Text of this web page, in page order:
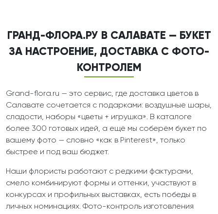
ГРАНД-ФЛОРА.РУ В САЛАВАТЕ — БУКЕТ
ЗА НАСТРОЕНИЕ, ДОСТАВКА С ФОТО-
КОНТРОЛЕМ
Grand-flora.ru — это сервис, где доставка цветов в
Салавате сочетается с подарками: воздушные шары,
сладости, наборы «цветы + игрушка». В каталоге
более 300 готовых идей, а ещё мы соберём букет по
вашему фото — словно «как в Pinterest», только
быстрее и под ваш бюджет.
Наши флористы работают с редкими фактурами,
смело комбинируют формы и оттенки, участвуют в
конкурсах и профильных выставках, есть победы в
личных номинациях. Фото-контроль изготовления